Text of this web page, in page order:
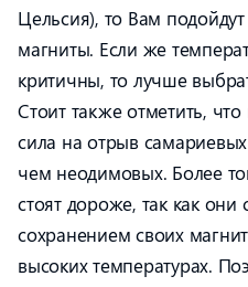
Цельсия), то Вам
магниты. Если же
критичны, то лучше
Стоит также отметить,
сила на отрыв
чем неодимовых. Более
стоят дороже, так как они
сохранением своих
высоких температурах.